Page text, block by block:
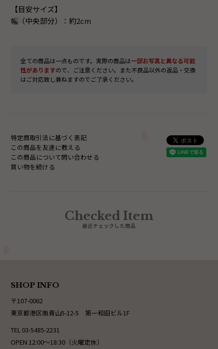
【目安サイズ】
幅（中央部分）：約2cm
全ての商品は一点ものです。実際の商品は一部お写真と異なる可能
性がありますので、ご注意ください。また不良品以外の返品・交換
はご対応致し兼ねますのでご了承ください。
特定商取引法に基づく表記
この商品を友達に教える
この商品について問い合わせる
買い物を続ける
Checked Item
最近チェックした商品
SHOP INFO
〒107-0062
東京都港区南青山5-12-5 第一和田ビル1F
TEL 03-5485-2231
OPEN 12:00〜18:30（火曜定休）